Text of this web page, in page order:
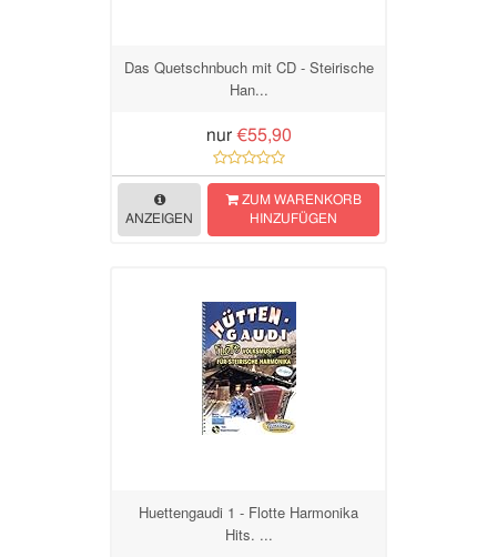
Das Quetschnbuch mit CD - Steirische
Han...
nur €55,90
ANZEIGEN
ZUM WARENKORB
HINZUFÜGEN
Huettengaudi 1 - Flotte Harmonika
Hits. ...